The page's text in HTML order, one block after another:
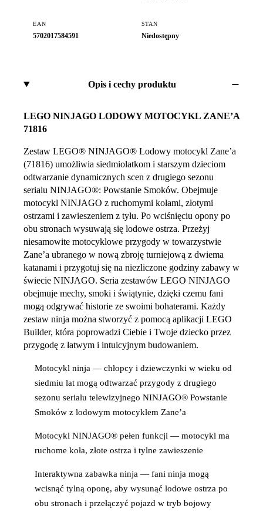
EAN
5702017584591
STAN
Niedostępny
Opis i cechy produktu
LEGO NINJAGO LODOWY MOTOCYKL ZANE’A
71816
Zestaw LEGO® NINJAGO® Lodowy motocykl Zane’a
(71816) umożliwia siedmiolatkom i starszym dzieciom
odtwarzanie dynamicznych scen z drugiego sezonu
serialu NINJAGO®: Powstanie Smoków. Obejmuje
motocykl NINJAGO z ruchomymi kołami, złotymi
ostrzami i zawieszeniem z tyłu. Po wciśnięciu opony po
obu stronach wysuwają się lodowe ostrza. Przeżyj
niesamowite motocyklowe przygody w towarzystwie
Zane’a ubranego w nową zbroję turniejową z dwiema
katanami i przygotuj się na niezliczone godziny zabawy w
świecie NINJAGO. Seria zestawów LEGO NINJAGO
obejmuje mechy, smoki i świątynie, dzięki czemu fani
mogą odgrywać historie ze swoimi bohaterami. Każdy
zestaw ninja można stworzyć z pomocą aplikacji LEGO
Builder, która poprowadzi Ciebie i Twoje dziecko przez
przygodę z łatwym i intuicyjnym budowaniem.
Motocykl ninja — chłopcy i dziewczynki w wieku od
siedmiu lat mogą odtwarzać przygody z drugiego
sezonu serialu telewizyjnego NINJAGO® Powstanie
Smoków z lodowym motocyklem Zane’a
Motocykl NINJAGO® pełen funkcji — motocykl ma
ruchome koła, złote ostrza i tylne zawieszenie
Interaktywna zabawka ninja — fani ninja mogą
wcisnąć tylną oponę, aby wysunąć lodowe ostrza po
obu stronach i przełączyć pojazd w tryb bojowy